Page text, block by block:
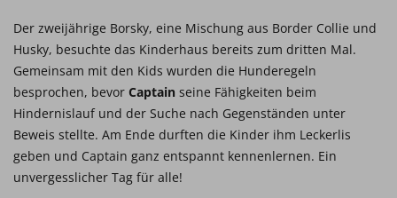
Der zweijährige Borsky, eine Mischung aus Border Collie und
Husky, besuchte das Kinderhaus bereits zum dritten Mal.
Gemeinsam mit den Kids wurden die Hunderegeln
besprochen, bevor Captain seine Fähigkeiten beim
Hindernislauf und der Suche nach Gegenständen unter
Beweis stellte. Am Ende durften die Kinder ihm Leckerlis
geben und Captain ganz entspannt kennenlernen. Ein
unvergesslicher Tag für alle!